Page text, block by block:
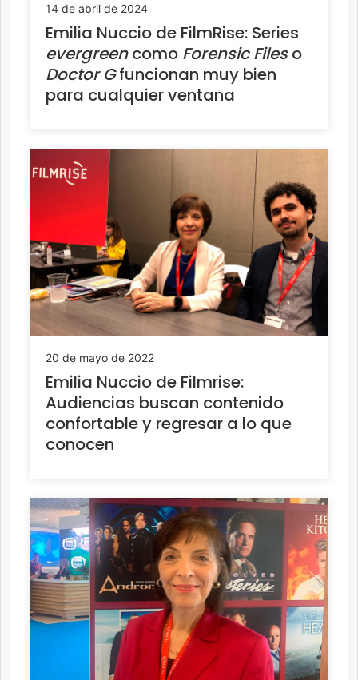
14 de abril de 2024
Emilia Nuccio de FilmRise: Series
evergreencomo Forensic Fileso
Doctor Gfuncionan muy bien
para cualquier ventana
20 de mayo de 2022
Emilia Nuccio de Filmrise:
Audiencias buscan contenido
confortable y regresar a lo que
conocen